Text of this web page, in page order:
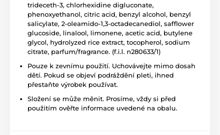
trideceth-3, chlorhexidine digluconate,
phenoxyethanol, citric acid, benzyl alcohol, benzyl
salicylate, 2-oleamido-1,3-octadecanediol, safflower
glucoside, linalool, limonene, acetic acid, butylene
glycol, hydrolyzed rice extract, tocopherol, sodium
citrate, parfum/fragrance. (f.i.l. n280633/1)
Pouze k zevnímu použití. Uchovávejte mimo dosah
dětí. Pokud se objeví podráždění pleti, ihned
přestaňte výrobek používat.
Složení se může měnit. Prosíme, vždy si před
použitím ověřte informace uvedené na obalu.